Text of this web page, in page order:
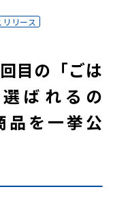
リース
目の「ごは
ばれるの
品を一挙公